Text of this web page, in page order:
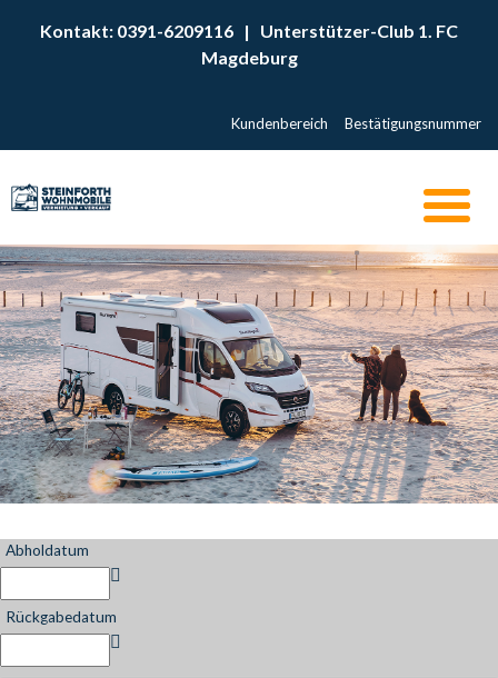
Kontakt: 0391-6209116 | Unterstützer-Club 1. FC
Magdeburg
Kundenbereich Bestätigungsnummer
Abholdatum
Rückgabedatum